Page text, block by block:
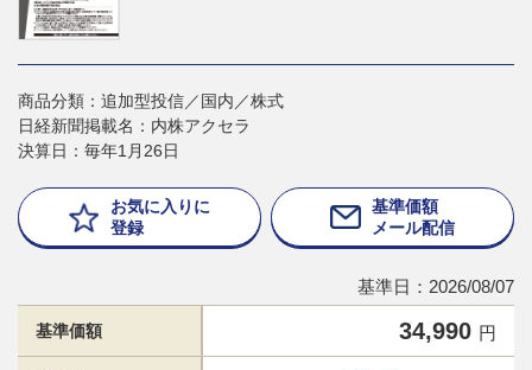
商品分類：追加型投信／国内／株式
日経新聞掲載名：内株アクセラ
決算日：毎年1月26日
お気に入りに
登録
基準価額
メール配信
基準日：2026/08/07
基準価額 34,990 円